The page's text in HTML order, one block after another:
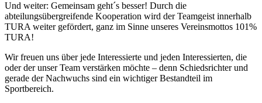
Und weiter: Gemeinsam geht´s besser! Durch die
abteilungsübergreifende Kooperation wird der Teamgeist innerhalb
TURA weiter gefördert, ganz im Sinne unseres Vereinsmottos 101%
TURA!
Wir freuen uns über jede Interessierte und jeden Interessierten, die
oder der unser Team verstärken möchte – denn Schiedsrichter und
gerade der Nachwuchs sind ein wichtiger Bestandteil im
Sportbereich.